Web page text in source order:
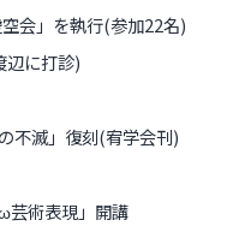
会」を執行(参加22名)
辺に打診)
滅」復刻(宥学会刊)
術表現」開講